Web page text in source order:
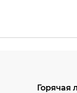
Горячая